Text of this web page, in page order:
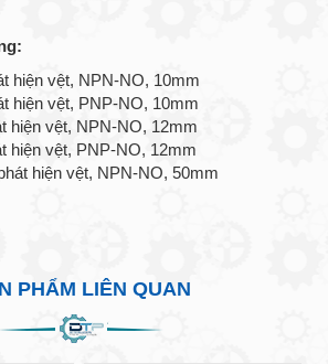
hiện vệt, NPN-NO, 10mm
hiện vệt, PNP-NO, 10mm
hiện vệt, NPN-NO, 12mm
hiện vệt, PNP-NO, 12mm
hiện vệt, NPN-NO, 50mm
PHẨM LIÊN QUAN